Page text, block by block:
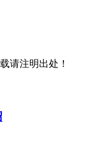
请注明出处！